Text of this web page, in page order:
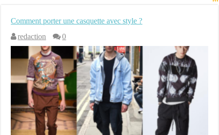
Comment porter une casquette avec style ?
redaction
0